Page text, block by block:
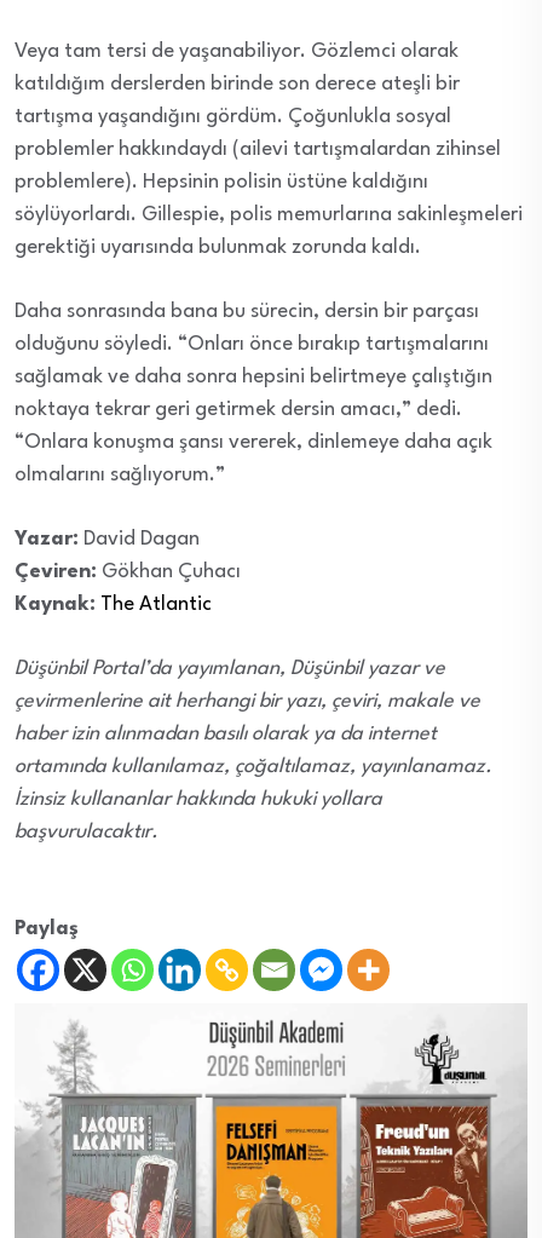
Veya tam tersi de yaşanabiliyor. Gözlemci olarak
katıldığım derslerden birinde son derece ateşli bir
tartışma yaşandığını gördüm. Çoğunlukla sosyal
problemler hakkındaydı (ailevi tartışmalardan zihinsel
problemlere). Hepsinin polisin üstüne kaldığını
söylüyorlardı. Gillespie, polis memurlarına sakinleşmeleri
gerektiği uyarısında bulunmak zorunda kaldı.
Daha sonrasında bana bu sürecin, dersin bir parçası
olduğunu söyledi. “Onları önce bırakıp tartışmalarını
sağlamak ve daha sonra hepsini belirtmeye çalıştığın
noktaya tekrar geri getirmek dersin amacı,” dedi.
“Onlara konuşma şansı vererek, dinlemeye daha açık
olmalarını sağlıyorum.”
Yazar: David Dagan
Çeviren: Gökhan Çuhacı
Kaynak: The Atlantic
Düşünbil Portal’da yayımlanan, Düşünbil yazar ve
çevirmenlerine ait herhangi bir yazı, çeviri, makale ve
haber izin alınmadan basılı olarak ya da internet
ortamında kullanılamaz, çoğaltılamaz, yayınlanamaz.
İzinsiz kullananlar hakkında hukuki yollara
başvurulacaktır.
Paylaş